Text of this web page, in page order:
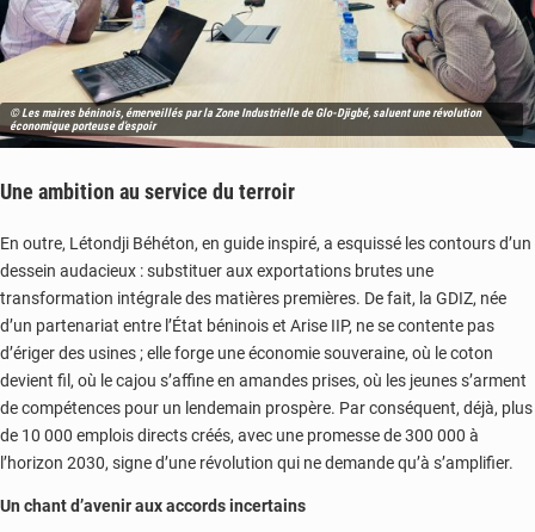
© Les maires béninois, émerveillés par la Zone Industrielle de Glo-Djigbé, saluent une révolution
économique porteuse d’espoir
Une ambition au service du terroir
En outre, Létondji Béhéton, en guide inspiré, a esquissé les contours d’un
dessein audacieux : substituer aux exportations brutes une
transformation intégrale des matières premières. De fait, la GDIZ, née
d’un partenariat entre l’État béninois et Arise IIP, ne se contente pas
d’ériger des usines ; elle forge une économie souveraine, où le coton
devient fil, où le cajou s’affine en amandes prises, où les jeunes s’arment
de compétences pour un lendemain prospère. Par conséquent, déjà, plus
de 10 000 emplois directs créés, avec une promesse de 300 000 à
l’horizon 2030, signe d’une révolution qui ne demande qu’à s’amplifier.
Un chant d’avenir aux accords incertains